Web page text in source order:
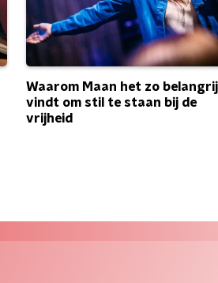
Waarom Maan het zo
vindt om stil te staan bij de
vrijheid